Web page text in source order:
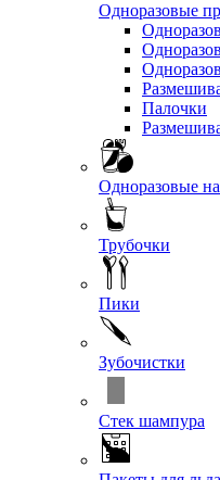
Одноразовые
Палочки
Одноразовые
Трубочки
Пики
Зубочистки
Стек шампура